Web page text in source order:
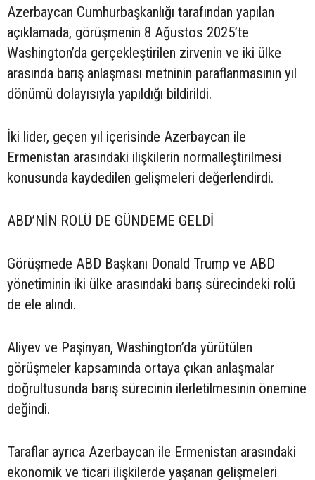
Azerbaycan Cumhurbaşkanlığı tarafından yapılan
açıklamada, görüşmenin 8 Ağustos 2025’te
Washington’da gerçekleştirilen zirvenin ve iki ülke
arasında barış anlaşması metninin paraflanmasının yıl
dönümü dolayısıyla yapıldığı bildirildi.
İki lider, geçen yıl içerisinde Azerbaycan ile
Ermenistan arasındaki ilişkilerin normalleştirilmesi
konusunda kaydedilen gelişmeleri değerlendirdi.
ABD’NİN ROLÜ DE GÜNDEME GELDİ
Görüşmede ABD Başkanı Donald Trump ve ABD
yönetiminin iki ülke arasındaki barış sürecindeki rolü
de ele alındı.
Aliyev ve Paşinyan, Washington’da yürütülen
görüşmeler kapsamında ortaya çıkan anlaşmalar
doğrultusunda barış sürecinin ilerletilmesinin önemine
değindi.
Taraflar ayrıca Azerbaycan ile Ermenistan arasındaki
ekonomik ve ticari ilişkilerde yaşanan gelişmeleri